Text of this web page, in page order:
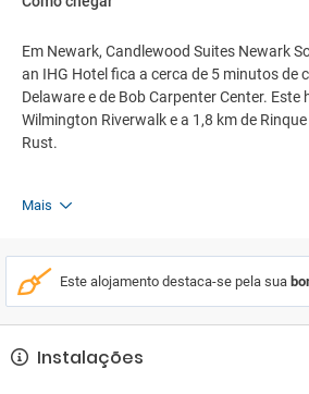
Em Newark, Candlewood Suites Newark
an IHG Hotel fica a cerca de 5 minutos de
Delaware e de Bob Carpenter Center. Este
Wilmington Riverwalk e a 1,8 km de
Rust.
Mais
Este alojamento destaca-se pela sua
Instalações